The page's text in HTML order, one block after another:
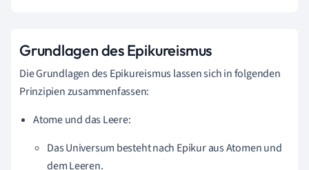
Grundlagen des Epikureismus
Die Grundlagen des Epikureismus lassen sich in folgenden
Prinzipien zusammenfassen:
Atome und das Leere:
Das Universum besteht nach Epikur aus Atomen und
dem Leeren.